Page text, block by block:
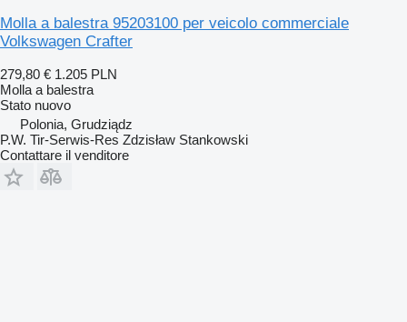
Molla a balestra 95203100 per veicolo commerciale
Volkswagen Crafter
279,80 € 1.205 PLN
Molla a balestra
Stato nuovo
Polonia, Grudziądz
P.W. Tir-Serwis-Res Zdzisław Stankowski
Contattare il venditore